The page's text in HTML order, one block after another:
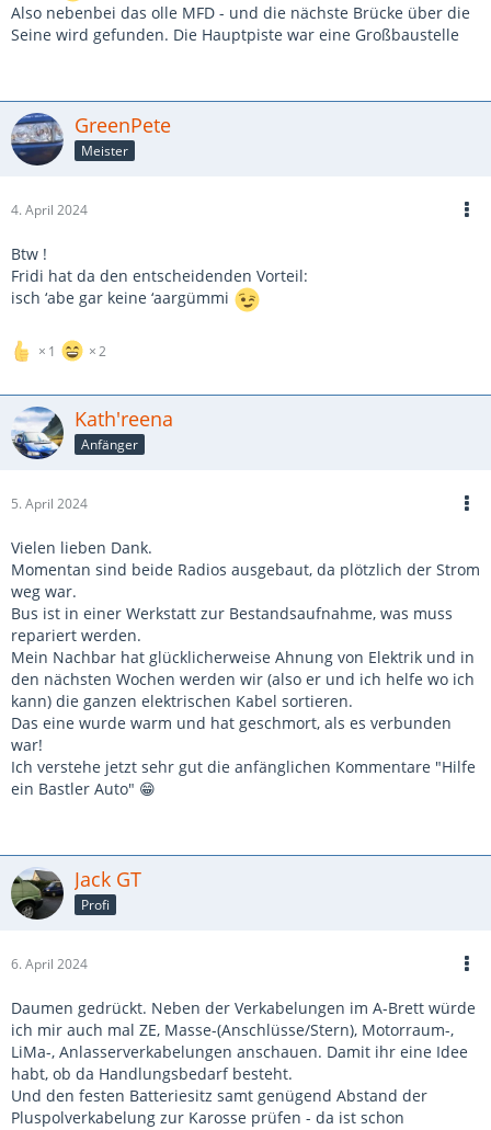
Also nebenbei das olle MFD - und die nächste Brücke über die
Seine wird gefunden. Die Hauptpiste war eine Großbaustelle
GreenPete
Meister
4. April 2024
Btw !
Fridi hat da den entscheidenden Vorteil:
isch ‘abe gar keine ‘aargümmi
1 2
Kath'reena
Anfänger
5. April 2024
Vielen lieben Dank.
Momentan sind beide Radios ausgebaut, da plötzlich der Strom
weg war.
Bus ist in einer Werkstatt zur Bestandsaufnahme, was muss
repariert werden.
Mein Nachbar hat glücklicherweise Ahnung von Elektrik und in
den nächsten Wochen werden wir (also er und ich helfe wo ich
kann) die ganzen elektrischen Kabel sortieren.
Das eine wurde warm und hat geschmort, als es verbunden
war!
Ich verstehe jetzt sehr gut die anfänglichen Kommentare "Hilfe
ein Bastler Auto" 😁
Jack GT
Profi
6. April 2024
Daumen gedrückt. Neben der Verkabelungen im A-Brett würde
ich mir auch mal ZE, Masse-(Anschlüsse/Stern), Motorraum-,
LiMa-, Anlasserverkabelungen anschauen. Damit ihr eine Idee
habt, ob da Handlungsbedarf besteht.
Und den festen Batteriesitz samt genügend Abstand der
Pluspolverkabelung zur Karosse prüfen - da ist schon